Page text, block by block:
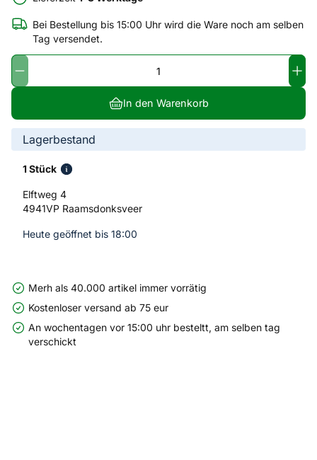
Bei Bestellung bis 15:00 Uhr wird die Ware noch am selben
Tag versendet.
In den Warenkorb
Lagerbestand
1 Stück
Elftweg 4
4941VP Raamsdonksveer
Heute geöffnet bis 18:00
Merh als 40.000 artikel immer vorrätig
Kostenloser versand ab 75 eur
An wochentagen vor 15:00 uhr besteltt, am selben tag
verschickt